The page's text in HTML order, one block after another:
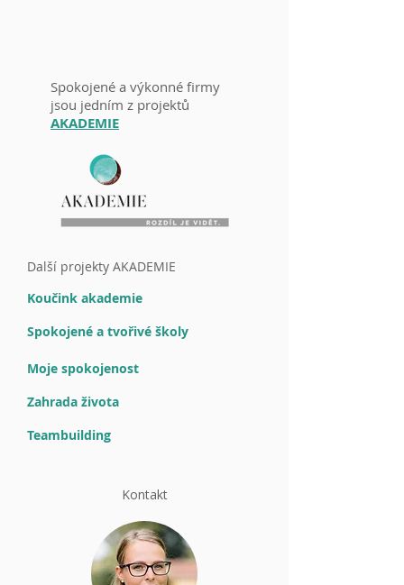
Spokojené a výkonné firmy
jsou jedním z projektů
AKADEMIE
Další projekty AKADEMIE
Koučink akademie
Spokojené a tvořivé školy
Moje spokojenost
Zahrada života
Teambuilding
Kontakt